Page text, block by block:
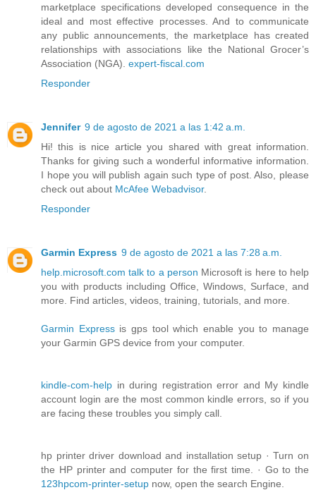
marketplace specifications developed consequence in the
ideal and most effective processes. And to communicate
any public announcements, the marketplace has created
relationships with associations like the National Grocer’s
Association (NGA). expert-fiscal.com
Responder
Jennifer 9 de agosto de 2021 a las 1:42 a.m.
Hi! this is nice article you shared with great information.
Thanks for giving such a wonderful informative information.
I hope you will publish again such type of post. Also, please
check out about McAfee Webadvisor.
Responder
Garmin Express 9 de agosto de 2021 a las 7:28 a.m.
help.microsoft.com talk to a person Microsoft is here to help
you with products including Office, Windows, Surface, and
more. Find articles, videos, training, tutorials, and more.
Garmin Expressis gps tool which enable you to manage
your Garmin GPS device from your computer.
kindle-com-help in during registration error and My kindle
account login are the most common kindle errors, so if you
are facing these troubles you simply call.
hp printer driver download and installation setup · Turn on
the HP printer and computer for the first time. · Go to the
123hpcom-printer-setup now, open the search Engine.